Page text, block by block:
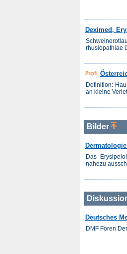
Deximed,
rhusiopathiae
Definition:
an kleine
Bilder
Das
nahezu
Deutsches
DMF Foren